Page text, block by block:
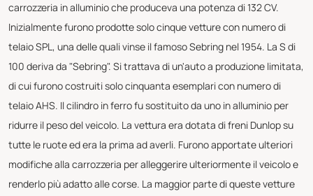
carrozzeria in alluminio che produceva una potenza di 132 CV.
Inizialmente furono prodotte solo cinque vetture con numero di
telaio SPL, una delle quali vinse il famoso Sebring nel 1954. La S di
100 deriva da "Sebring". Si trattava di un'auto a produzione limitata,
di cui furono costruiti solo cinquanta esemplari con numero di
telaio AHS. Il cilindro in ferro fu sostituito da uno in alluminio per
ridurre il peso del veicolo. La vettura era dotata di freni Dunlop su
tutte le ruote ed era la prima ad averli. Furono apportate ulteriori
modifiche alla carrozzeria per alleggerire ulteriormente il veicolo e
renderlo più adatto alle corse. La maggior parte di queste vetture